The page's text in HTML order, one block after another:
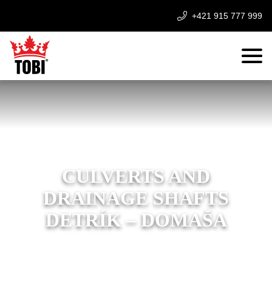
+421 915 777 999
CULVERTS AND
DRAINAGE SHAFTS
DETRÍK – DOMAŠA